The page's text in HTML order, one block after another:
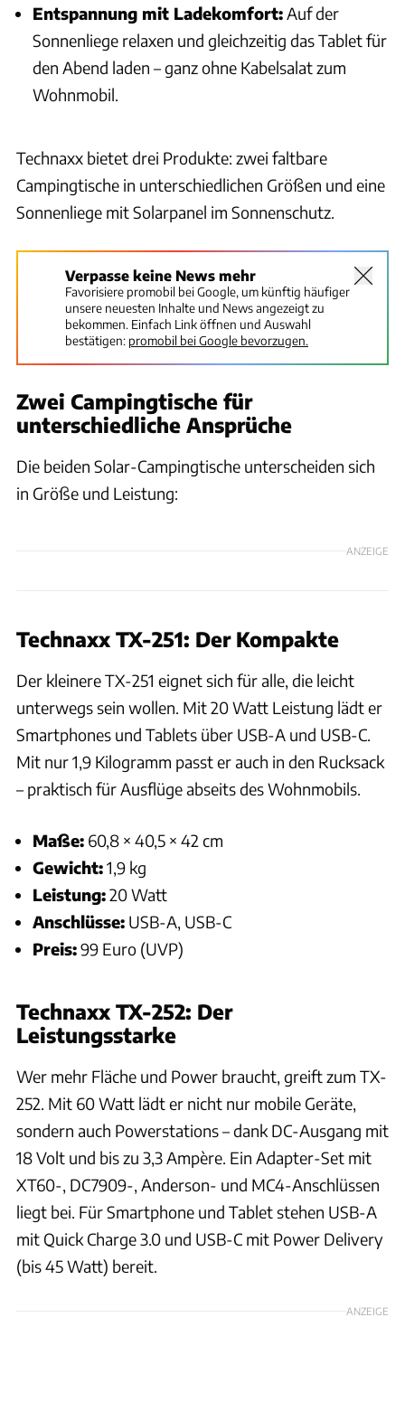
Entspannung mit Ladekomfort:Auf der
Sonnenliege relaxen und gleichzeitig das Tablet für
den Abend laden – ganz ohne Kabelsalat zum
Wohnmobil.
Technaxx bietet drei Produkte: zwei faltbare
Campingtische in unterschiedlichen Größen und eine
Sonnenliege mit Solarpanel im Sonnenschutz.
Verpasse keine News mehr
Favorisiere promobil bei Google, um künftig häufiger
unsere neuesten Inhalte und News angezeigt zu
bekommen. Einfach Link öffnen und Auswahl
bestätigen: promobil bei Google bevorzugen.
Zwei Campingtische für
unterschiedliche Ansprüche
Die beiden Solar-Campingtische unterscheiden sich
in Größe und Leistung:
ANZEIGE
Technaxx TX-251: Der Kompakte
Der kleinere TX-251 eignet sich für alle, die leicht
unterwegs sein wollen. Mit 20 Watt Leistung lädt er
Smartphones und Tablets über USB-A und USB-C.
Mit nur 1,9 Kilogramm passt er auch in den Rucksack
– praktisch für Ausflüge abseits des Wohnmobils.
Maße: 60,8 × 40,5 × 42 cm
Gewicht:1,9 kg
Leistung:20 Watt
Anschlüsse: USB-A, USB-C
Preis:99 Euro (UVP)
Technaxx TX-252: Der
Leistungsstarke
Wer mehr Fläche und Power braucht, greift zum TX-
252. Mit 60 Watt lädt er nicht nur mobile Geräte,
sondern auch Powerstations – dank DC-Ausgang mit
18 Volt und bis zu 3,3 Ampère. Ein Adapter-Set mit
XT60-, DC7909-, Anderson- und MC4-Anschlüssen
liegt bei. Für Smartphone und Tablet stehen USB-A
mit Quick Charge 3.0 und USB-C mit Power Delivery
(bis 45 Watt) bereit.
ANZEIGE